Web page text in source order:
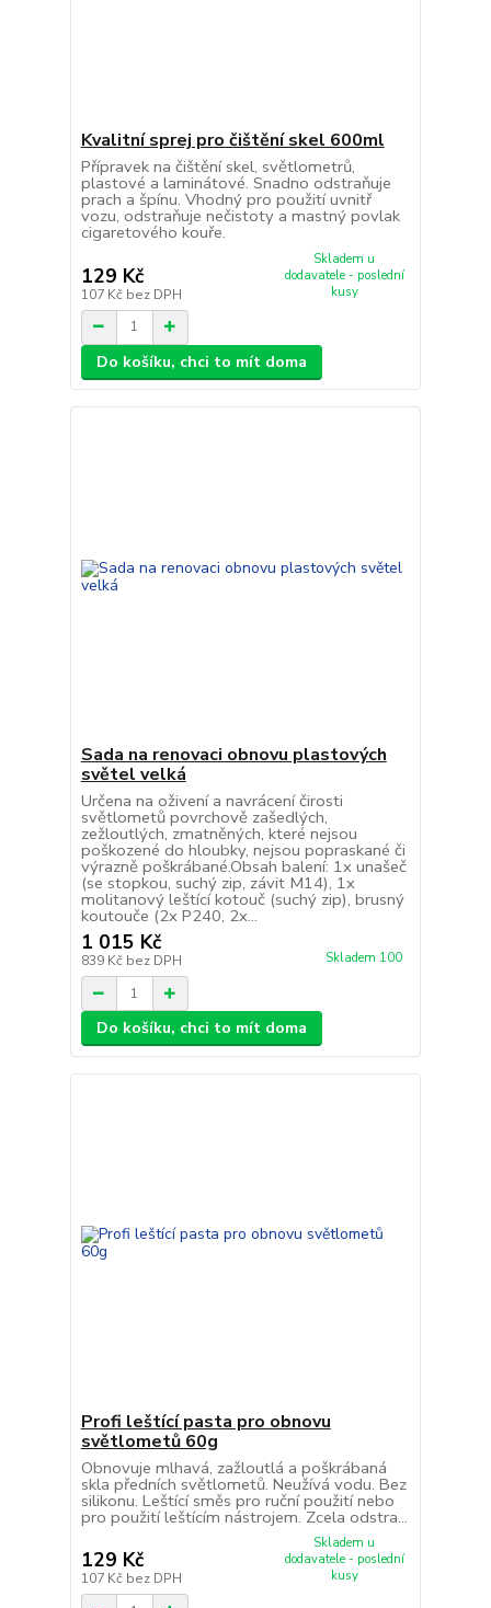
Kvalitní sprej pro čištění skel 600ml
Přípravek na čištění skel, světlometrů,
plastové a laminátové. Snadno odstraňuje
prach a špínu. Vhodný pro použití uvnitř
vozu, odstraňuje nečistoty a mastný povlak
cigaretového kouře.
129 Kč
107 Kč bez DPH
Skladem u
dodavatele - poslední
kusy
Do košíku, chci to mít doma
Sada na renovaci obnovu plastových
světel velká
Určena na oživení a navrácení čirosti
světlometů povrchově zašedlých,
zežloutlých, zmatněných, které nejsou
poškozené do hloubky, nejsou popraskané či
výrazně poškrábané.Obsah balení: 1x unašeč
(se stopkou, suchý zip, závit M14), 1x
molitanový leštící kotouč (suchý zip), brusný
koutouče (2x P240, 2x...
1 015 Kč
839 Kč bez DPH Skladem 100
Do košíku, chci to mít doma
Profi leštící pasta pro obnovu
světlometů 60g
Obnovuje mlhavá, zažloutlá a poškrábaná
skla předních světlometů. Neužívá vodu. Bez
silikonu. Leštící směs pro ruční použití nebo
pro použití leštícím nástrojem. Zcela odstra...
129 Kč
107 Kč bez DPH
Skladem u
dodavatele - poslední
kusy